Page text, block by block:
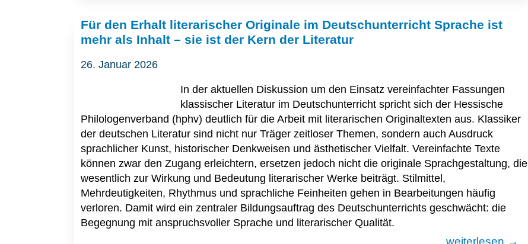
Für den Erhalt literarischer Originale im Deutschunterricht Sprache ist
mehr als Inhalt – sie ist der Kern der Literatur
26. Januar 2026
In der aktuellen Diskussion um den Einsatz vereinfachter Fassungen
klassischer Literatur im Deutschunterricht spricht sich der Hessische
Philologenverband (hphv) deutlich für die Arbeit mit literarischen Originaltexten aus. Klassiker
der deutschen Literatur sind nicht nur Träger zeitloser Themen, sondern auch Ausdruck
sprachlicher Kunst, historischer Denkweisen und ästhetischer Vielfalt. Vereinfachte Texte
können zwar den Zugang erleichtern, ersetzen jedoch nicht die originale Sprachgestaltung, die
wesentlich zur Wirkung und Bedeutung literarischer Werke beiträgt. Stilmittel,
Mehrdeutigkeiten, Rhythmus und sprachliche Feinheiten gehen in Bearbeitungen häufig
verloren. Damit wird ein zentraler Bildungsauftrag des Deutschunterrichts geschwächt: die
Begegnung mit anspruchsvoller Sprache und literarischer Qualität.
weiterlesen →